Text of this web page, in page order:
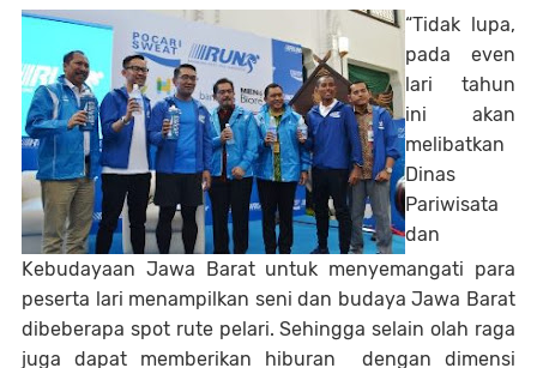
“Tidak lupa,
pada even
lari tahun
ini akan
melibatkan
Dinas
Pariwisata
dan
Kebudayaan Jawa Barat untuk menyemangati para
peserta lari menampilkan seni dan budaya Jawa Barat
dibeberapa spot rute pelari. Sehingga selain olah raga
juga dapat memberikan hiburan dengan dimensi